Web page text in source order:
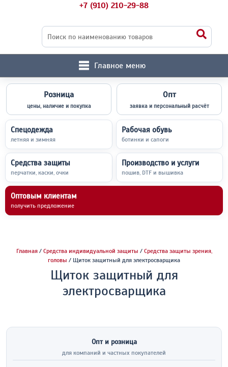
+7 (910) 210-29-88
Главное меню
Розница
цены, наличие и покупка
Опт
заявка и персональный расчёт
Спецодежда
летняя и зимняя
Рабочая обувь
ботинки и сапоги
Средства защиты
перчатки, каски, очки
Производство и услуги
пошив, DTF и вышивка
Оптовым клиентам
получить предложение
Главная/ Средства индивидуальной защиты / Средства защиты зрения,
головы / Щиток защитный для электросварщика
Щиток защитный для
электросварщика
Опт и розница
для компаний и частных покупателей